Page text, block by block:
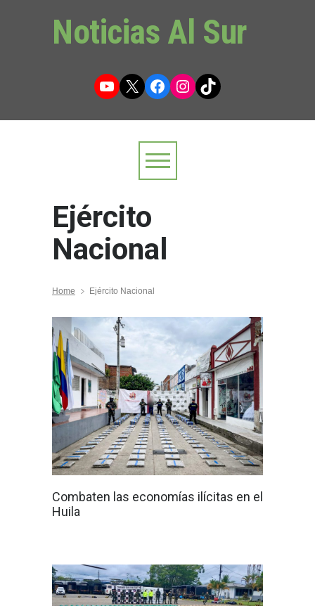
Noticias Al Sur
YouTube
X Facebook
Instagram
TikTok
Ejército
Nacional
Home Ejército Nacional
Combaten las economías ilícitas en el
Huila